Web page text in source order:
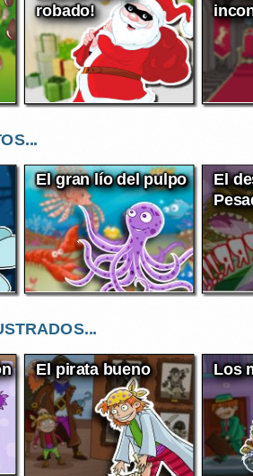
robado!
El gran lío del pulpo El
El pirata bueno Los